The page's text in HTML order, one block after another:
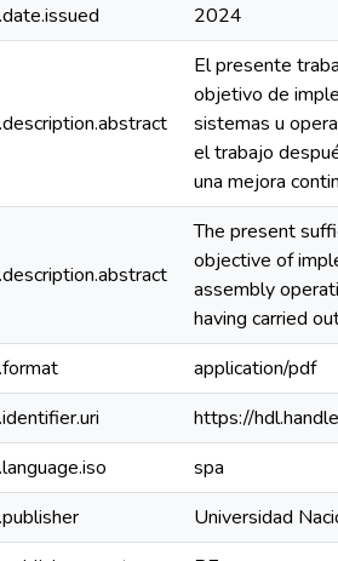
2024
El presente
objetivo de
sistemas u
el trabajo
una mejora
The present
objective of
assembly
having carried
application/pdf
https://
spa
Universidad